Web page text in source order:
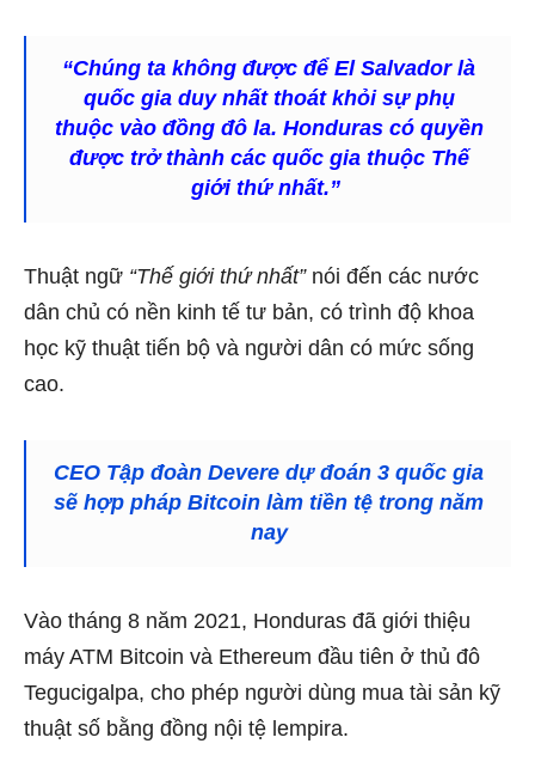
“Chúng ta không được để El Salvador là
quốc gia duy nhất thoát khỏi sự phụ
thuộc vào đồng đô la. Honduras có quyền
được trở thành các quốc gia thuộc Thế
giới thứ nhất.”
Thuật ngữ “Thế giới thứ nhất”nói đến các nước
dân chủ có nền kinh tế tư bản, có trình độ khoa
học kỹ thuật tiến bộ và người dân có mức sống
cao.
CEO Tập đoàn Devere dự đoán 3 quốc gia
sẽ hợp pháp Bitcoin làm tiền tệ trong năm
nay
Vào tháng 8 năm 2021, Honduras đã giới thiệu
máy ATM Bitcoin và Ethereum đầu tiên ở thủ đô
Tegucigalpa, cho phép người dùng mua tài sản kỹ
thuật số bằng đồng nội tệ lempira.